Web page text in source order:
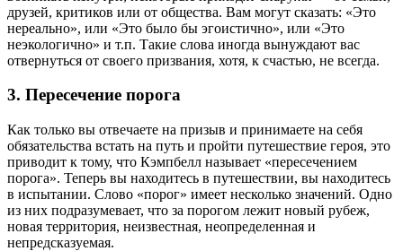
друзей, критиков или от общества. Вам могут сказать: «Это
нереально», или «Это было бы эгоистично», или «Это
неэкологично» и т.п. Такие слова иногда вынуждают вас
отвернуться от своего призвания, хотя, к счастью, не всегда.
3. Пересечение порога
Как только вы отвечаете на призыв и принимаете на себя
обязательства встать на путь и пройти путешествие героя, это
приводит к тому, что Кэмпбелл называет «пересечением
порога». Теперь вы находитесь в путешествии, вы находитесь
в испытании. Слово «порог» имеет несколько значений. Одно
из них подразумевает, что за порогом лежит новый рубеж,
новая территория, неизвестная, неопределенная и
непредсказуемая.